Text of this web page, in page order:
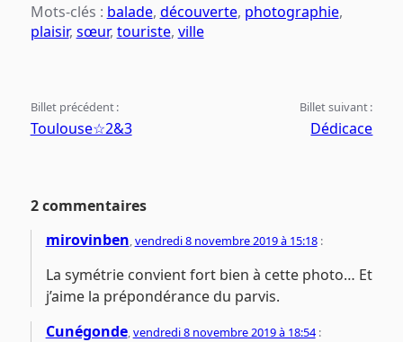
Mots-clés : balade, découverte, photographie,
plaisir, sœur, touriste, ville
Billet précédent :
Toulouse☆2&3
Billet suivant :
Dédicace
2 commentaires
mirovinben,vendredi 8 novembre 2019 à 15:18:
La symétrie convient fort bien à cette photo… Et
j’aime la prépondérance du parvis.
Cunégonde,vendredi 8 novembre 2019 à 18:54: